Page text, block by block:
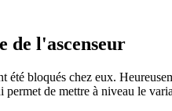
de l'ascenseur
été bloqués chez eux.
de mettre à niveau le